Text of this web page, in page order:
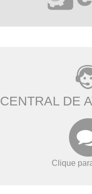
CENTRAL DE
Clique